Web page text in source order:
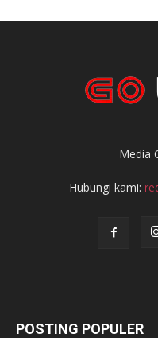
Media
Hubungi kami:
POSTING POPULER